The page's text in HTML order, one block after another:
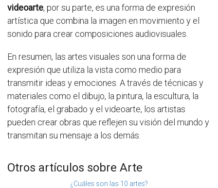
videoarte, por su parte, es una forma de expresión
artística que combina la imagen en movimiento y el
sonido para crear composiciones audiovisuales.
En resumen, las artes visuales son una forma de
expresión que utiliza la vista como medio para
transmitir ideas y emociones. A través de técnicas y
materiales como el dibujo, la pintura, la escultura, la
fotografía, el grabado y el videoarte, los artistas
pueden crear obras que reflejen su visión del mundo y
transmitan su mensaje a los demás.
Otros artículos sobre Arte
¿Cuáles son las 10 artes?